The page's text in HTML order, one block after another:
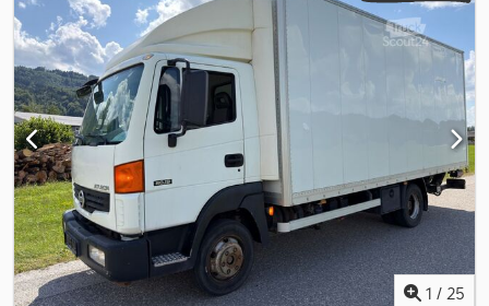
Klimaanlage, Zentralverriegelung
, * NISSAN e-NV200 Elektro
KASTENWAGEN * FIN : VSKHAAME0U0600811 * EG - 1597 KG * NTZ
- 700 KG * GG - 2510 KG Dodpfezn Ex Eox Aiyjck * Interne NR : 74 *
Alle angaben ohne Gewähr * Tippfehler und Zwischenverkauf
vorbehalten * PREIS NETTO
1 / 25